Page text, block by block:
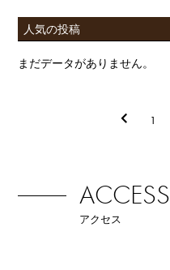
人気の投稿
まだデータがありません。
1
ACCESS
アクセス